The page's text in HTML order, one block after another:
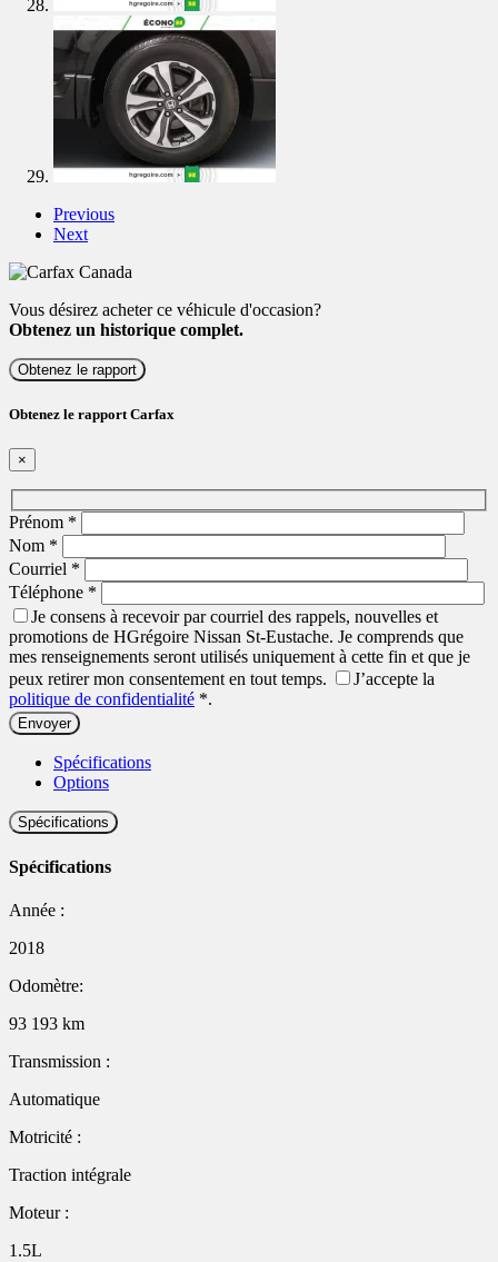
Previous
Next
Vous désirez acheter ce véhicule d'occasion?
Obtenez un historique complet.
Obtenez le rapport
Obtenez le rapport Carfax
×
Prénom *
Nom *
Courriel *
Téléphone *
Je consens à recevoir par courriel des rappels, nouvelles et
promotions de HGrégoire Nissan St-Eustache. Je comprends que
mes renseignements seront utilisés uniquement à cette fin et que je
peux retirer mon consentement en tout temps.
J’accepte la
politique de confidentialité *.
Spécifications
Options
Spécifications
Spécifications
Année :
2018
Odomètre:
93 193 km
Transmission :
Automatique
Motricité :
Traction intégrale
Moteur :
1.5L